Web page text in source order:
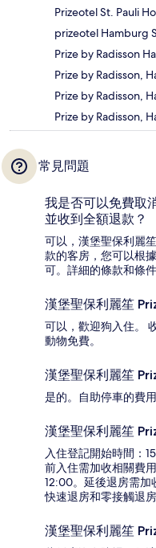
Prizeotel St. Pauli
prizeotel Hamburg
Prize by Radisson
Prize by Radisson,
Prize by Radisson,
Prize by Radisson,
常見問題
我是否可以免費取
並收到全額退款？
可以，漢堡聖保利麗
款的客房，您可以根
可。詳細的條款和條
漢堡聖保利麗笙
可以，歡迎狗入住。
動物免費。
漢堡聖保利麗笙
是的。自助停車的費
漢堡聖保利麗笙
入住登記開始時間：
前入住需加收相關費
12:00。延後退房需加
快速退房和零接觸退房
漢堡聖保利麗笙